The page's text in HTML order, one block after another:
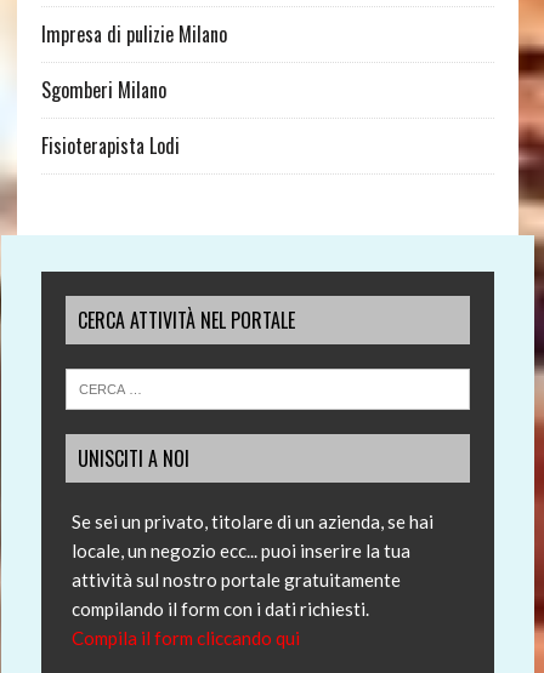
Impresa di pulizie Milano
Sgomberi Milano
Fisioterapista Lodi
CERCA ATTIVITÀ NEL PORTALE
UNISCITI A NOI
Se sei un privato, titolare di un azienda, se hai
locale, un negozio ecc... puoi inserire la tua
attività sul nostro portale gratuitamente
compilando il form con i dati richiesti.
Compila il form cliccando qui